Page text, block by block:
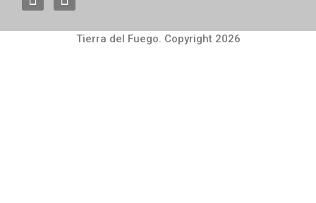
Tierra del Fuego. Copyright 2026